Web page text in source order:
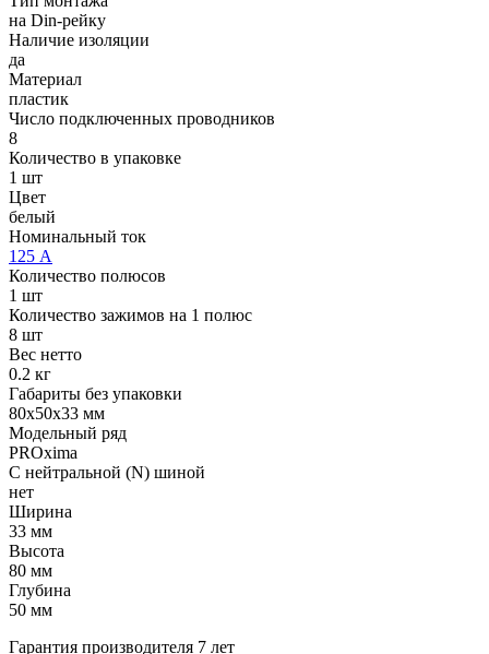
на Din-рейку
Наличие изоляции
да
Материал
пластик
Число подключенных проводников
8
Количество в упаковке
1 шт
Цвет
белый
Номинальный ток
125 А
Количество полюсов
1 шт
Количество зажимов на 1 полюс
8 шт
Вес нетто
0.2 кг
Габариты без упаковки
80х50х33 мм
Модельный ряд
PROxima
С нейтральной (N) шиной
нет
Ширина
33 мм
Высота
80 мм
Глубина
50 мм
Гарантия производителя 7 лет